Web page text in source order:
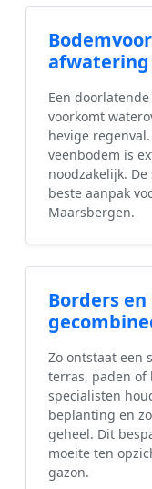
Een
voorkomt
hevige
veenbodem is
noodzakelijk.
beste aanpak
Maarsbergen.
Borders
Zo ontstaat een
terras, paden of
specialisten
beplanting en
geheel. Dit
moeite ten
gazon.